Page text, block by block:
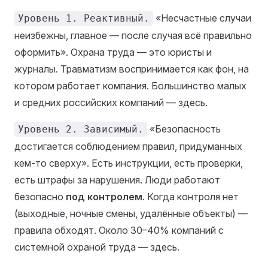
Уровень 1. Реактивный.
«Несчастные случаи
неизбежны, главное — после случая всё правильно
оформить». Охрана труда — это юристы и
журналы. Травматизм воспринимается как фон, на
котором работает компания. Большинство малых
и средних российских компаний — здесь.
Уровень 2. Зависимый.
«Безопасность
достигается соблюдением правил, придуманных
кем-то сверху». Есть инструкции, есть проверки,
есть штрафы за нарушения. Люди работают
безопасно под контролем. Когда контроля нет
(выходные, ночные смены, удалённые объекты) —
правила обходят. Около 30–40% компаний с
системной охраной труда — здесь.